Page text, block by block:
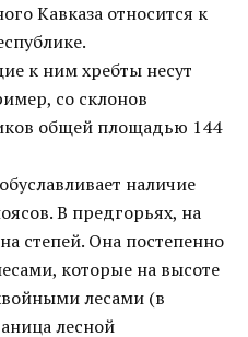
Кавказа относится к
к ним хребты несут
со склонов
общей площадью 144
наличие
В предгорьях, на
степей. Она постепенно
которые на высоте
лесами (в
лесной